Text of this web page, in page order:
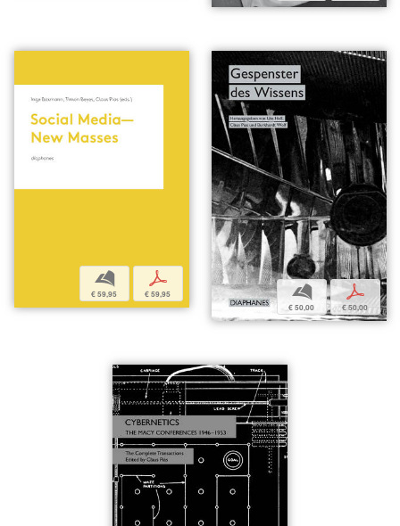
b
€ 59,95
p
€ 59,95 b
€ 50,00
p
€ 50,00